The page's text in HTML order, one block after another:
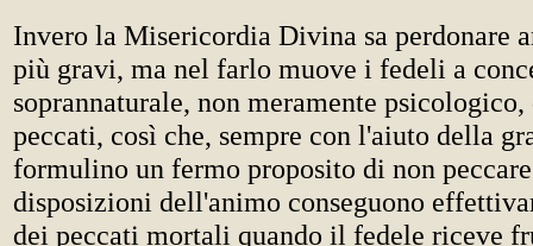
Invero la Misericordia Divina sa perdonare
più gravi, ma nel farlo muove i fedeli a
soprannaturale, non meramente
peccati, così che, sempre con l'aiuto della
formulino un fermo proposito di non
disposizioni dell'animo conseguono
dei peccati mortali quando il fedele riceve